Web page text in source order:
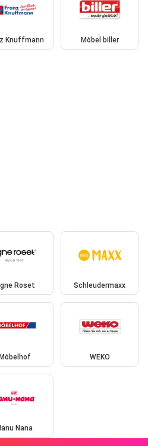
Knuffmann Möbel biller
Roset Schleudermaxx
WEKO
Nana